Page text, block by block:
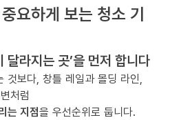
요하게 보는 청소 기
달라지는 곳’을 먼저 합니다
것보다, 창틀 레일과 몰딩 라인,
처럼
는 지점을 우선순위로 둡니다.